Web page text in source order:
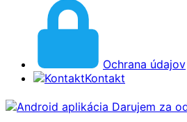
Ochrana údajov
Kontakt